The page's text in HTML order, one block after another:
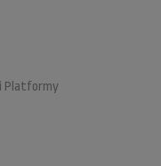
Platformy